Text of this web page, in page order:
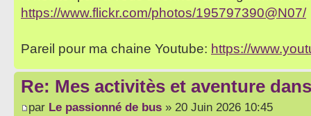
https://www.flickr.com/photos/195797390@N07/
Pareil pour ma chaine Youtube: https://
Re: Mes activitès et aventure
par Le passionné de bus » 20 Juin 2026 10:45